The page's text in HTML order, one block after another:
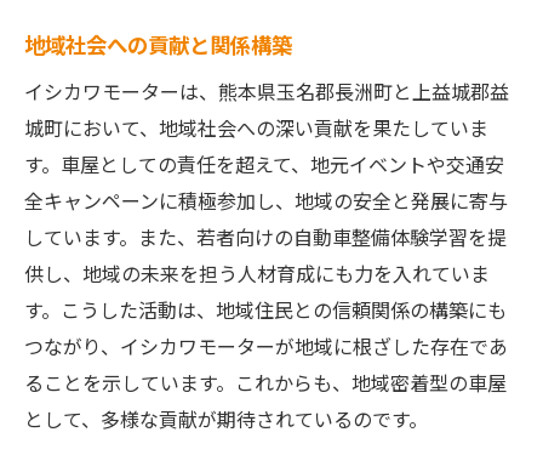
地域との連携による相互成長
顧客との信頼関係を未来へ継承
地域社会への貢献と関係構築
イシカワモーターは、熊本県玉名郡長洲町と上益城郡益
城町において、地域社会への深い貢献を果たしていま
す。車屋としての責任を超えて、地元イベントや交通安
全キャンペーンに積極参加し、地域の安全と発展に寄与
しています。また、若者向けの自動車整備体験学習を提
供し、地域の未来を担う人材育成にも力を入れていま
す。こうした活動は、地域住民との信頼関係の構築にも
つながり、イシカワモーターが地域に根ざした存在であ
ることを示しています。これからも、地域密着型の車屋
として、多様な貢献が期待されているのです。